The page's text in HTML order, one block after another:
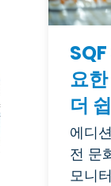
요
더
에디
전 문
모니